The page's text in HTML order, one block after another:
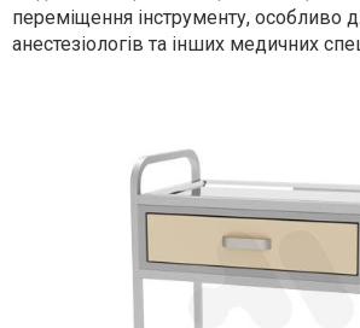
переміщення інструменту, особливо
анестезіологів та інших медичних